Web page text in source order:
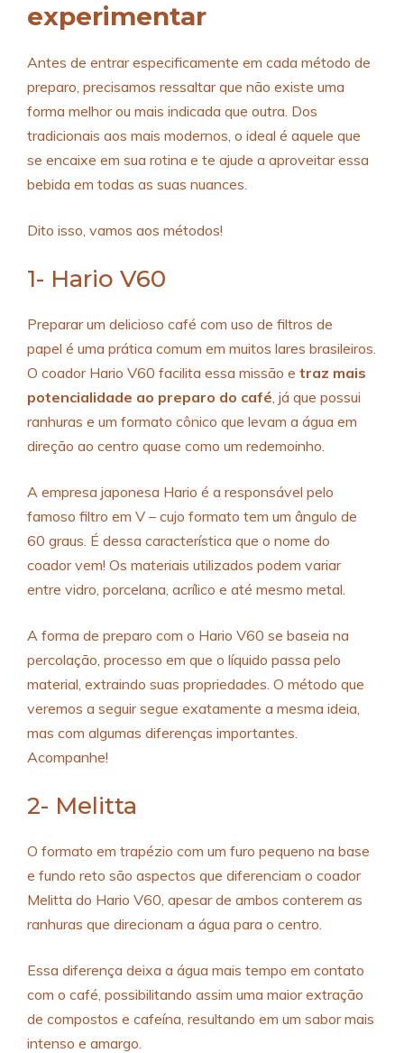
experimentar
Antes de entrar especificamente em cada método de
preparo, precisamos ressaltar que não existe uma
forma melhor ou mais indicada que outra. Dos
tradicionais aos mais modernos, o ideal é aquele que
se encaixe em sua rotina e te ajude a aproveitar essa
bebida em todas as suas nuances.
Dito isso, vamos aos métodos!
1- Hario V60
Preparar um delicioso café com uso de filtros de
papel é uma prática comum em muitos lares brasileiros.
O coador Hario V60 facilita essa missão e traz mais
potencialidade ao preparo do café, já que possui
ranhuras e um formato cônico que levam a água em
direção ao centro quase como um redemoinho.
A empresa japonesa Hario é a responsável pelo
famoso filtro em V – cujo formato tem um ângulo de
60 graus. É dessa característica que o nome do
coador vem! Os materiais utilizados podem variar
entre vidro, porcelana, acrílico e até mesmo metal.
A forma de preparo com o Hario V60 se baseia na
percolação, processo em que o líquido passa pelo
material, extraindo suas propriedades. O método que
veremos a seguir segue exatamente a mesma ideia,
mas com algumas diferenças importantes.
Acompanhe!
2- Melitta
O formato em trapézio com um furo pequeno na base
e fundo reto são aspectos que diferenciam o coador
Melitta do Hario V60, apesar de ambos conterem as
ranhuras que direcionam a água para o centro.
Essa diferença deixa a água mais tempo em contato
com o café, possibilitando assim uma maior extração
de compostos e cafeína, resultando em um sabor mais
intenso e amargo.